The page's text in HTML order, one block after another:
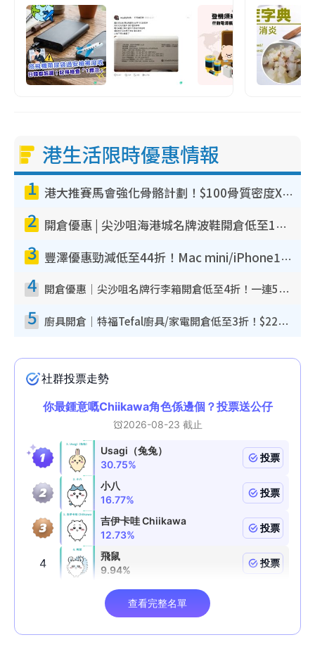
港生活限時優惠情報
1 港大推賽馬會強化骨骼計劃！$100骨質密度X光檢查 完成免費運動訓練送超市禮券！附參加資格
2 開倉優惠 | 尖沙咀海港城名牌波鞋開倉低至1折！On鞋$899起／Joy&Peace鞋履$98起
3 豐澤優惠勁減低至44折！Mac mini/iPhone17Pro大減價！廚房家電$220起
4 開倉優惠｜尖沙咀名牌行李箱開倉低至4折！一連5日 American Tourister/ace./Hallmark $200起！
5 廚具開倉｜特福Tefal廚具/家電開倉低至3折！$220起買平底鍋/炒鑊/湯煲！電飯煲/吸塵機/燙斗$418起